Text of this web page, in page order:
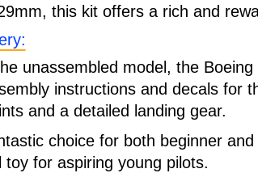
this kit offers a rich and
unassembled model, the
instructions and decals for
and a detailed landing gear.
choice for both beginner
toy for aspiring young pilots.